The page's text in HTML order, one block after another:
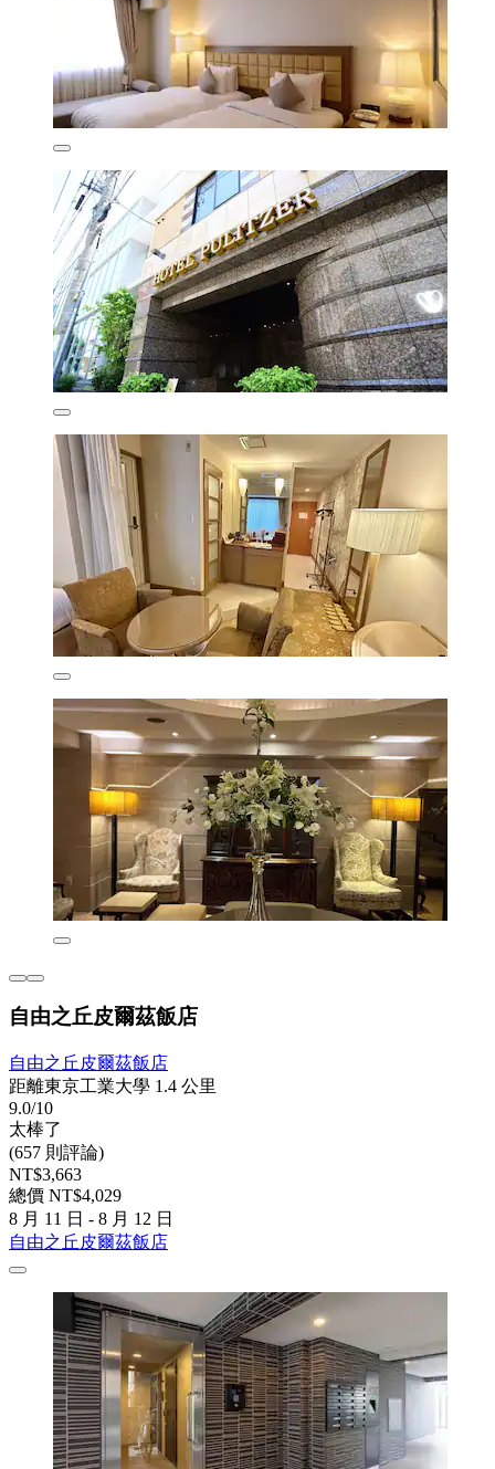
自由之丘皮爾茲飯店
自由之丘皮爾茲飯店
距離東京工業大學 1.4 公里
9.0/10
太棒了
(657 則評論)
NT$3,663
總價 NT$4,029
8 月 11 日 - 8 月 12 日
自由之丘皮爾茲飯店